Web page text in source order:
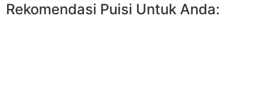
Rekomendasi Puisi Untuk Anda: